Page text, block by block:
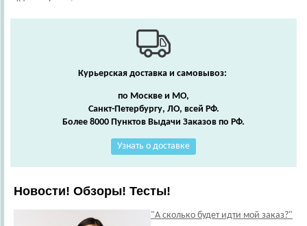
Курьерская доставка и самовывоз:
по Москве и МО,
Санкт-Петербургу, ЛО, всей РФ.
Более 8000 Пунктов Выдачи Заказов по РФ.
Узнать о доставке
Новости! Обзоры! Тесты!
"А сколько будет идти мой заказ?"